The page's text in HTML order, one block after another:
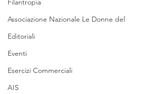
Filantropia
Associazione Nazionale Le Donne del
Editoriali
Eventi
Esercizi Commerciali
AIS